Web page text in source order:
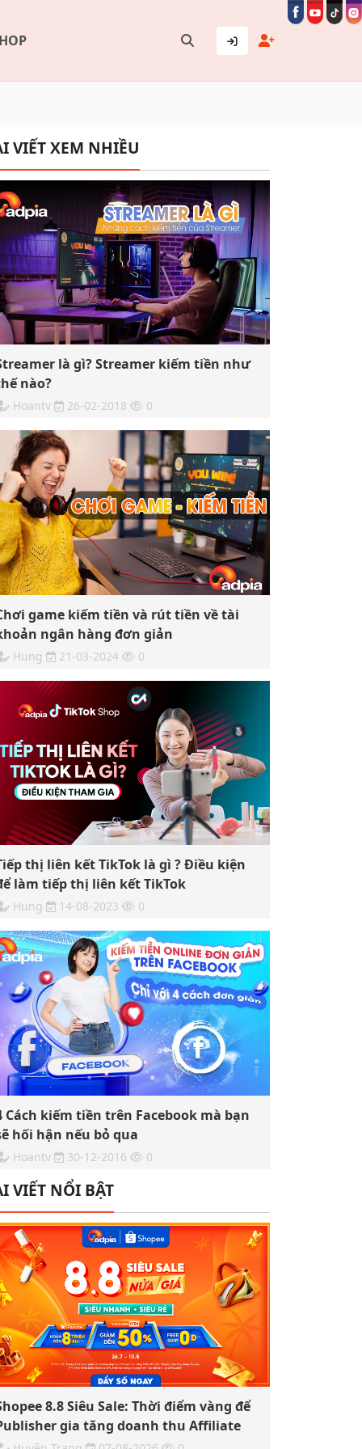
VIẾT XEM NHIỀU
là gì? Streamer kiếm tiền như
nào?
Hoantv 26-02-2018 0
game kiếm tiền và rút tiền về tài
ngân hàng đơn giản
Hung 21-03-2024 0
thị liên kết TikTok là gì ? Điều kiện
làm tiếp thị liên kết TikTok
Hung 14-08-2023 0
Cách kiếm tiền trên Facebook mà bạn
hối hận nếu bỏ qua
Hoantv 30-12-2016 0
VIẾT NỔI BẬT
8.8 Siêu Sale: Thời điểm vàng để
gia tăng doanh thu Affiliate